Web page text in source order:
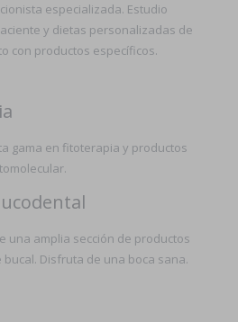
especializada. Estudio
y dietas personalizadas de
con productos específicos.
gama en fitoterapia y productos
una amplia sección de productos
bucal. Disfruta de una boca sana.